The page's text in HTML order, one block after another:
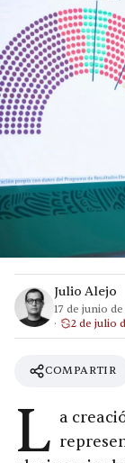
Julio Alejo
17 de junio de
2 de julio
COMPARTIR
L a